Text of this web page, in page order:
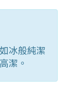
冰般純潔
潔。